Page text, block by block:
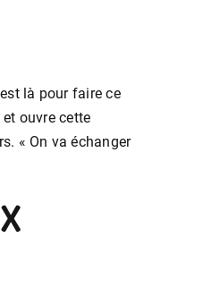
là pour faire ce
ouvre cette
« On va échanger